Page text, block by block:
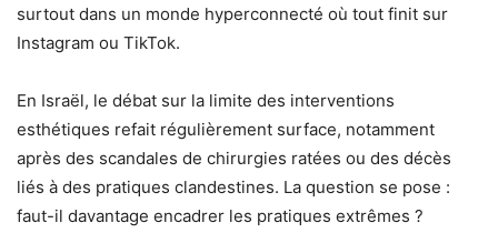
surtout dans un monde hyperconnecté où tout finit sur
Instagram ou TikTok.
En Israël, le débat sur la limite des interventions
esthétiques refait régulièrement surface, notamment
après des scandales de chirurgies ratées ou des décès
liés à des pratiques clandestines. La question se pose :
faut-il davantage encadrer les pratiques extrêmes ?